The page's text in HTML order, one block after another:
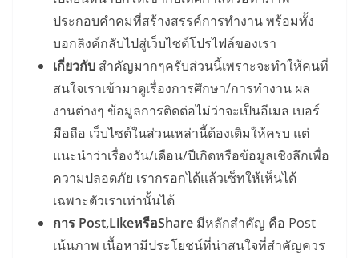
ประกอบคำคมที่สร้างสรรค์การทำงาน พร้อมทั้ง
บอกลิงค์กลับไปสู่เว็บไซต์โปรไฟล์ของเรา
เกี่ยวกับ สำคัญมากๆครับส่วนนี้เพราะจะทำให้คนที่
สนใจเราเข้ามาดูเรื่องการศึกษา/การทำงาน ผล
งานต่างๆ ข้อมูลการติดต่อไม่ว่าจะเป็นอีเมล เบอร์
มือถือ เว็บไซต์ในส่วนเหล่านี้ต้องเติมให้ครบ แต่
แนะนำว่าเรื่องวัน/เดือน/ปีเกิดหรือข้อมูลเชิงลึกเพื่อ
ความปลอดภัย เรากรอกได้แล้วเซ็ทให้เห็นได้
เฉพาะตัวเราเท่านั้นได้
การ Post,LikeหรือShare มีหลักสำคัญ คือ Post
เน้นภาพ เนื้อหามีประโยชน์ที่น่าสนใจที่สำคัญควร